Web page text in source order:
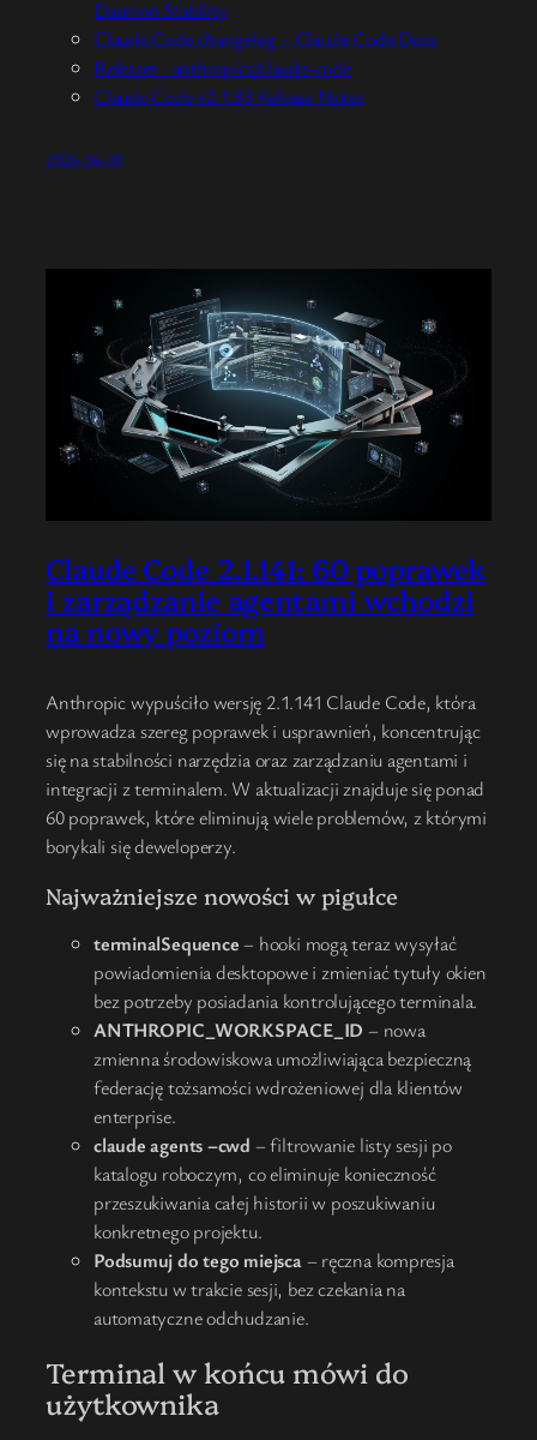
Daemon Stability
Claude Code changelog – Claude Code Docs
Releases · anthropics/claude-code
Claude Code v2.1.83 Release Notes
2026-06-30
Claude Code 2.1.141: 60 poprawek
i zarządzanie agentami wchodzi
na nowy poziom
Anthropic wypuściło wersję 2.1.141 Claude Code, która
wprowadza szereg poprawek i usprawnień, koncentrując
się na stabilności narzędzia oraz zarządzaniu agentami i
integracji z terminalem. W aktualizacji znajduje się ponad
60 poprawek, które eliminują wiele problemów, z którymi
borykali się deweloperzy.
Najważniejsze nowości w pigułce
terminalSequence– hooki mogą teraz wysyłać
powiadomienia desktopowe i zmieniać tytuły okien
bez potrzeby posiadania kontrolującego terminala.
ANTHROPIC_WORKSPACE_ID – nowa
zmienna środowiskowa umożliwiająca bezpieczną
federację tożsamości wdrożeniowej dla klientów
enterprise.
claude agents –cwd – filtrowanie listy sesji po
katalogu roboczym, co eliminuje konieczność
przeszukiwania całej historii w poszukiwaniu
konkretnego projektu.
Podsumuj do tego miejsca– ręczna kompresja
kontekstu w trakcie sesji, bez czekania na
automatyczne odchudzanie.
Terminal w końcu mówi do
użytkownika